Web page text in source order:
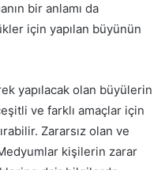
bir anlamı da
için yapılan büyünün
yapılacak olan büyülerin
ve farklı amaçlar için
Zararsız olan ve
kişilerin zarar